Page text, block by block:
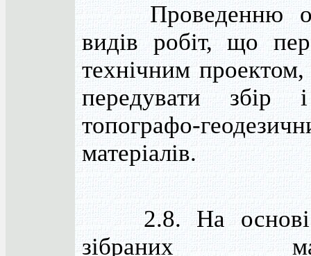
Проведенню
видів робіт, що
технічним
передувати збір
топографо-
матеріалів.
2.8. На основі
зібраних